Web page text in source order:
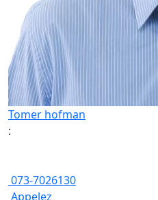
Tomer hofman
:
073-7026130
Appelez